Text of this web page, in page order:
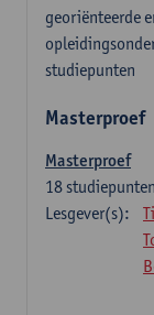
georiënteerde
studiepunten
Masterproef
Masterproef
18studiepunten
Lesgever(s):